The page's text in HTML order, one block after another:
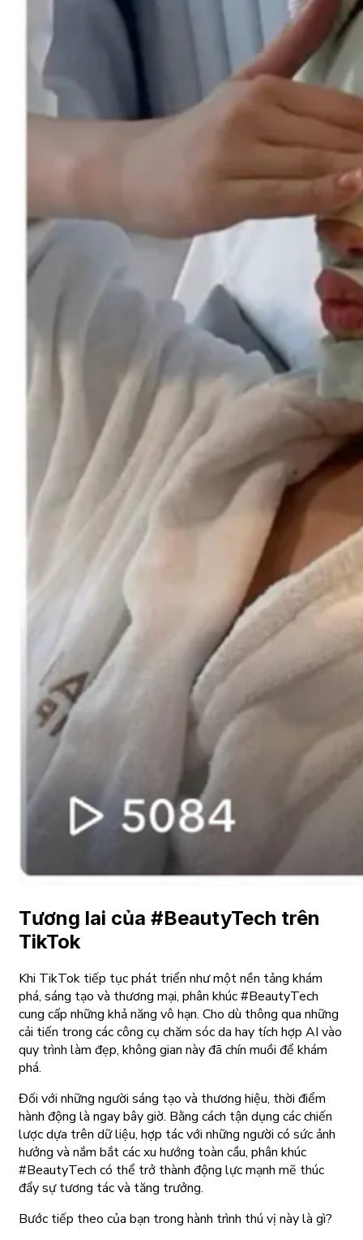
Tương lai của #BeautyTech trên
TikTok
Khi TikTok tiếp tục phát triển như một nền tảng khám
phá, sáng tạo và thương mại, phân khúc #BeautyTech
cung cấp những khả năng vô hạn. Cho dù thông qua những
cải tiến trong các công cụ chăm sóc da hay tích hợp AI vào
quy trình làm đẹp, không gian này đã chín muồi để khám
phá.
Đối với những người sáng tạo và thương hiệu, thời điểm
hành động là ngay bây giờ. Bằng cách tận dụng các chiến
lược dựa trên dữ liệu, hợp tác với những người có sức ảnh
hưởng và nắm bắt các xu hướng toàn cầu, phân khúc
#BeautyTech có thể trở thành động lực mạnh mẽ thúc
đẩy sự tương tác và tăng trưởng.
Bước tiếp theo của bạn trong hành trình thú vị này là gì?